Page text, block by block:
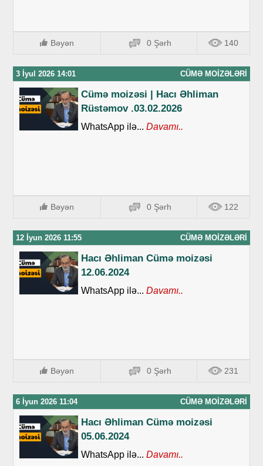
Bəyən 0 Şərh 140
3 İyul 2026 14:01 CÜMƏ MOIZƏLƏRI
Cümə moizəsi | Hacı Əhliman
Rüstəmov .03.02.2026
WhatsApp ilə... Davamı..
Bəyən 0 Şərh 122
12 İyun 2026 11:55 CÜMƏ MOIZƏLƏRI
Hacı Əhliman Cümə moizəsi
12.06.2024
WhatsApp ilə... Davamı..
Bəyən 0 Şərh 231
6 İyun 2026 11:04 CÜMƏ MOIZƏLƏRI
Hacı Əhliman Cümə moizəsi
05.06.2024
WhatsApp ilə... Davamı..